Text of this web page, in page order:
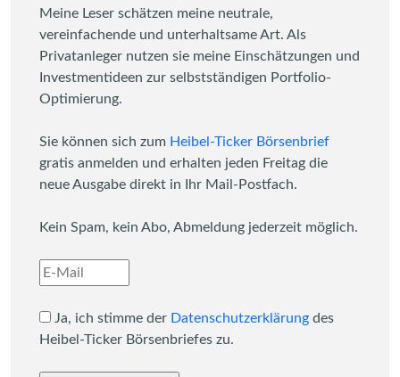
Meine Leser schätzen meine neutrale,
vereinfachende und unterhaltsame Art. Als
Privatanleger nutzen sie meine Einschätzungen und
Investmentideen zur selbstständigen Portfolio-
Optimierung.
Sie können sich zum Heibel-Ticker Börsenbrief
gratis anmelden und erhalten jeden Freitag die
neue Ausgabe direkt in Ihr Mail-Postfach.
Kein Spam, kein Abo, Abmeldung jederzeit möglich.
Ja, ich stimme der Datenschutzerklärung des
Heibel-Ticker Börsenbriefes zu.